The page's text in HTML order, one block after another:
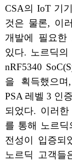
CSA의 IoT 기
것은 물론, 이
개발에 필요한
있다. 노르딕의
nRF5340
을 획득했으
PSA 레벨 3 인
되었다. 이러
를 통해 노르
전성이 입증되
노르딕 고객들